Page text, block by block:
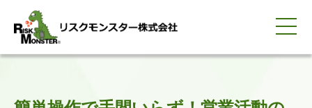
0120-259-440
資料請求
会員ログイン